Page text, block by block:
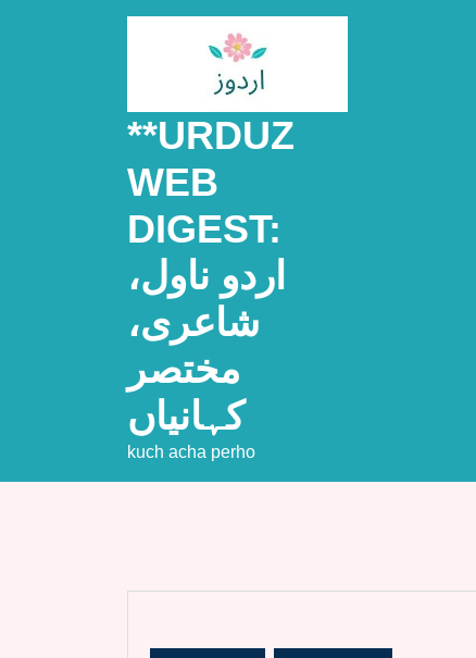
**URDUZ
WEB
DIGEST:
اردو ناول،
شاعری،
مختصر
کہانیاں
kuch acha perho